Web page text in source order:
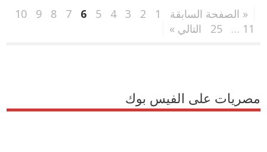
« الصفحة السابقة 1
2
3
4
5
6
7
8
9
10
11
…
25 التالي »
مصريات على الفيس بوك